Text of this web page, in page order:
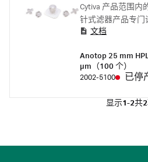
Cytiva 产品范围内
针式滤器产品专门
和 HPLC 样品制备。
文档
Anotop 25 mm
µm（100 个）
2002-5100
已停
显示1-2共2